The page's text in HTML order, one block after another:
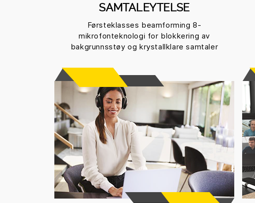
SAMTALEYTELSE
Førsteklasses beamforming 8-
mikrofonteknologi for blokkering av
bakgrunnsstøy og krystallklare samtaler